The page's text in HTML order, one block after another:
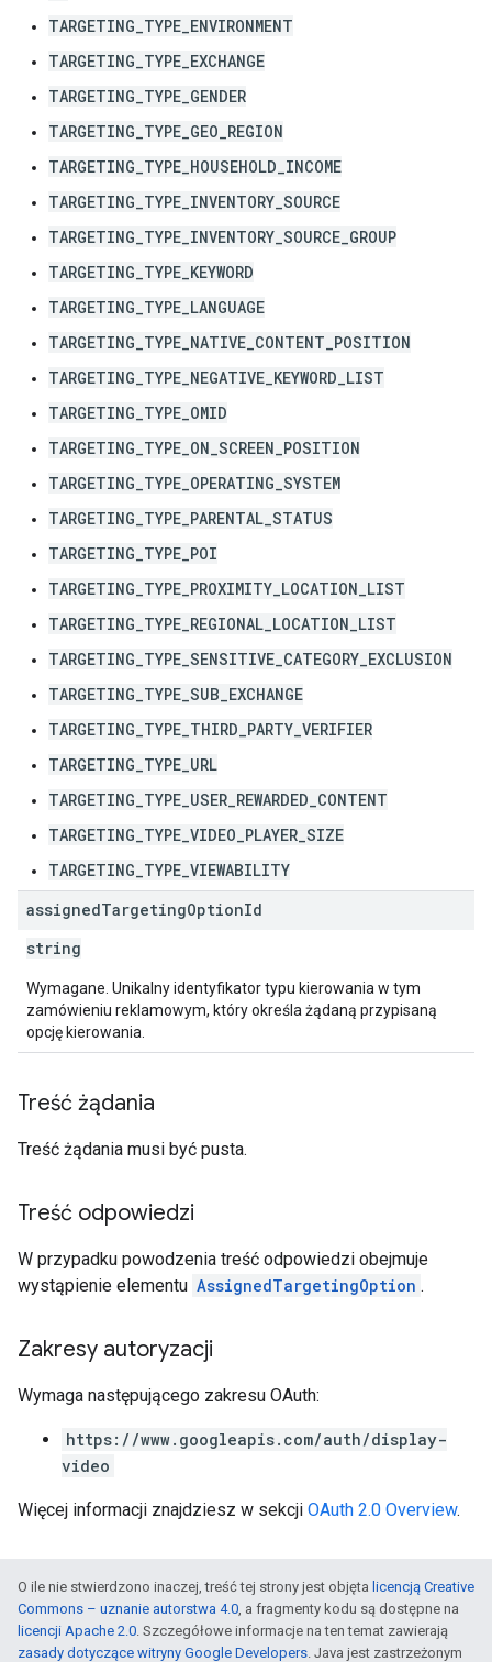
TARGETING_TYPE_ENVIRONMENT
TARGETING_TYPE_EXCHANGE
TARGETING_TYPE_GENDER
TARGETING_TYPE_GEO_REGION
TARGETING_TYPE_HOUSEHOLD_INCOME
TARGETING_TYPE_INVENTORY_SOURCE
TARGETING_TYPE_INVENTORY_SOURCE_GROUP
TARGETING_TYPE_KEYWORD
TARGETING_TYPE_LANGUAGE
TARGETING_TYPE_NATIVE_CONTENT_POSITION
TARGETING_TYPE_NEGATIVE_KEYWORD_LIST
TARGETING_TYPE_OMID
TARGETING_TYPE_ON_SCREEN_POSITION
TARGETING_TYPE_OPERATING_SYSTEM
TARGETING_TYPE_PARENTAL_STATUS
TARGETING_TYPE_POI
TARGETING_TYPE_PROXIMITY_LOCATION_LIST
TARGETING_TYPE_REGIONAL_LOCATION_LIST
TARGETING_TYPE_SENSITIVE_CATEGORY_EXCLUSION
TARGETING_TYPE_SUB_EXCHANGE
TARGETING_TYPE_THIRD_PARTY_VERIFIER
TARGETING_TYPE_URL
TARGETING_TYPE_USER_REWARDED_CONTENT
TARGETING_TYPE_VIDEO_PLAYER_SIZE
TARGETING_TYPE_VIEWABILITY
assignedTargetingOptionId
string
Wymagane. Unikalny identyfikator typu kierowania w tym
zamówieniu reklamowym, który określa żądaną przypisaną
opcję kierowania.
Treść żądania
Treść żądania musi być pusta.
Treść odpowiedzi
W przypadku powodzenia treść odpowiedzi obejmuje
wystąpienie elementu AssignedTargetingOption .
Zakresy autoryzacji
Wymaga następującego zakresu OAuth:
https://www.googleapis.com/auth/display-
video
Więcej informacji znajdziesz w sekcji OAuth 2.0 Overview.
O ile nie stwierdzono inaczej, treść tej strony jest objęta licencją Creative
Commons – uznanie autorstwa 4.0, a fragmenty kodu są dostępne na
licencji Apache 2.0. Szczegółowe informacje na ten temat zawierają
zasady dotyczące witryny Google Developers. Java jest zastrzeżonym